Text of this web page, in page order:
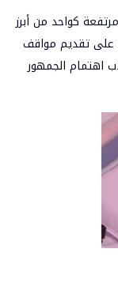
كواحد من أبرز
على تقديم مواقف
اهتمام الجمهور